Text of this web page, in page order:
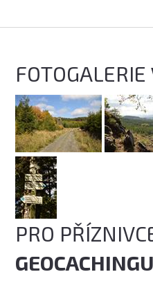
FOTOGALERIE
PRO
GEOCACHINGU